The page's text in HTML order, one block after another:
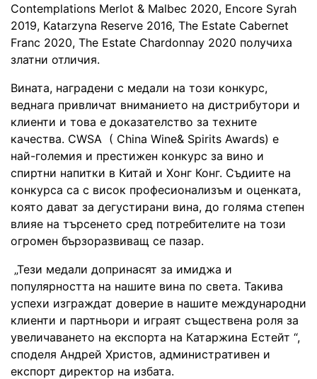
Contemplations Merlot & Malbec 2020, Encore Syrah
2019, Katarzyna Reserve 2016, The Estate Cabernet
Franc 2020, The Estate Chardonnay 2020 получиха
златни отличия.
Вината, наградени с медали на този конкурс,
веднага привличат вниманието на дистрибутори и
клиенти и това е доказателство за техните
качества. CWSA ( China Wine& Spirits Awards) e
най-големия и престижен конкурс за вино и
спиртни напитки в Китай и Хонг Конг. Съдиите на
конкурса са с висок професионализъм и оценката,
която дават за дегустирани вина, до голяма степен
влияе на търсенето сред потребителите на този
огромен бързоразвиващ се пазар.
„Тези медали допринасят за имиджа и
популярността на нашите вина по света. Такива
успехи изграждат доверие в нашите международни
клиенти и партньори и играят съществена роля за
увеличаването на експорта на Катаржина Естейт “,
споделя Андрей Христов, административен и
експорт директор на избата.